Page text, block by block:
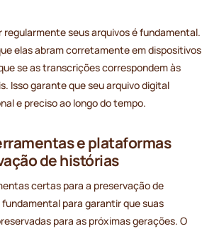
seus arquivos é fundamental.
elas abram corretamente em dispositivos
se as transcrições correspondem às
Isso garante que seu arquivo digital
e preciso ao longo do tempo.
e plataformas
de histórias
certas para a preservação de
para garantir que suas
para as próximas gerações. O